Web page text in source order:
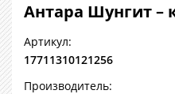
Антара Шунгит –
Артикул:
17711310121256
Производитель: